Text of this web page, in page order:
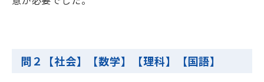
問２【社会】【数学】【理科】【国語】